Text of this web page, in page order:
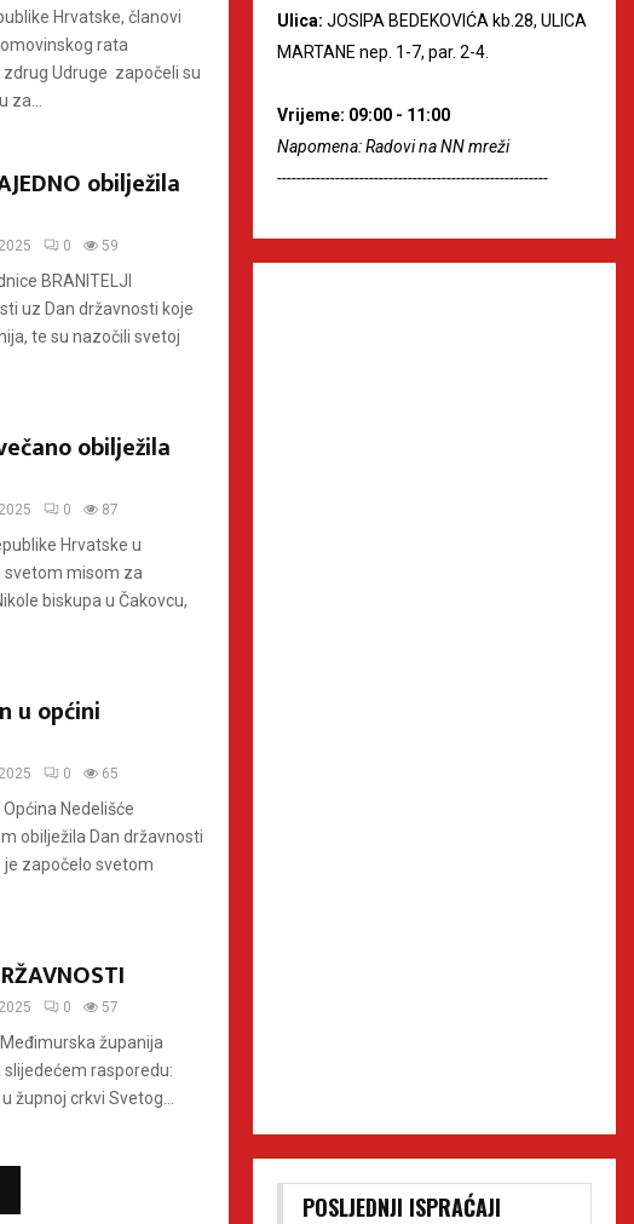
Hrvatske, članovi
rata
Udruge započeli su
obilježila
0 59
BRANITELJI
uz Dan državnosti koje
te su nazočili svetoj
obilježila
0 87
Hrvatske u
svetom misom za
biskupa u Čakovcu,
u općini
0 65
Nedelišće
obilježila Dan državnosti
je započelo svetom
0 57
županija
rasporedu:
župnoj crkvi Svetog...
Ulica: JOSIPA BEDEKOVIĆA kb.28, ULICA
MARTANE nep. 1-7, par. 2-4.
Vrijeme: 09:00 - 11:00
Napomena: Radovi na NN mreži
--------------------------------------------------------
POSLJEDNJI ISPRAĆAJI